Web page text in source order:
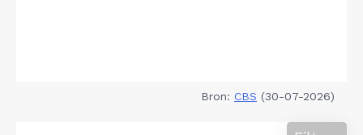
Bron: CBS (30-07-2026)